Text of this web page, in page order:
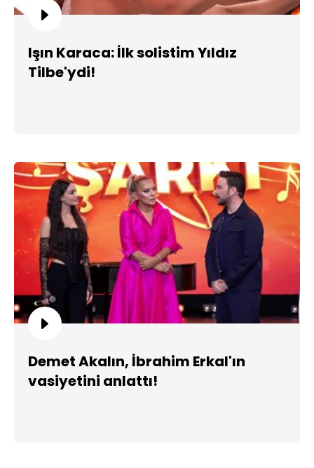
Işın Karaca: İlk solistim Yıldız
Tilbe'ydi!
Demet Akalın, İbrahim Erkal'ın
vasiyetini anlattı!